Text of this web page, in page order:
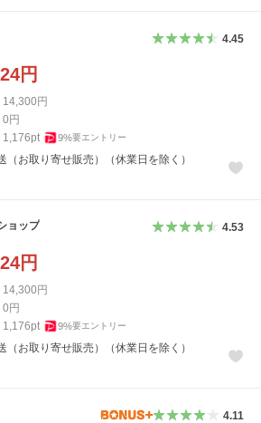
4.45
円
14,300円
0円
1,176pt 9%要エントリー
（お取り寄せ販売）（休業日を除く）
ョップ 4.53
円
14,300円
0円
1,176pt 9%要エントリー
（お取り寄せ販売）（休業日を除く）
4.11